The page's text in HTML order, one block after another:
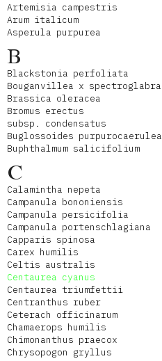
Artemisia campestris
Arum italicum
Asperula purpurea
B
Blackstonia perfoliata
Bouganvillea x spectroglabra
Brassica oleracea
Bromus erectus
subsp. condensatus
Buglossoides purpurocaerulea
Buphthalmum salicifolium
C
Calamintha nepeta
Campanula bononiensis
Campanula persicifolia
Campanula portenschlagiana
Capparis spinosa
Carex humilis
Celtis australis
Centaurea cyanus
Centaurea triumfettii
Centranthus ruber
Ceterach officinarum
Chamaerops humilis
Chimonanthus praecox
Chrysopogon gryllus